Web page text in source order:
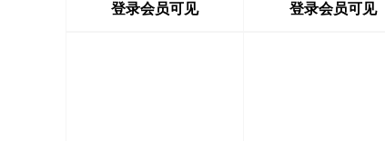
登录会员可见 登录会员可见